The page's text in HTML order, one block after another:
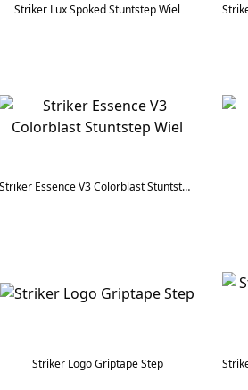
Striker Lux Spoked Stuntstep Wiel
Striker Essence V3 Colorblast Stuntstep Wiel
Striker Logo Griptape Step